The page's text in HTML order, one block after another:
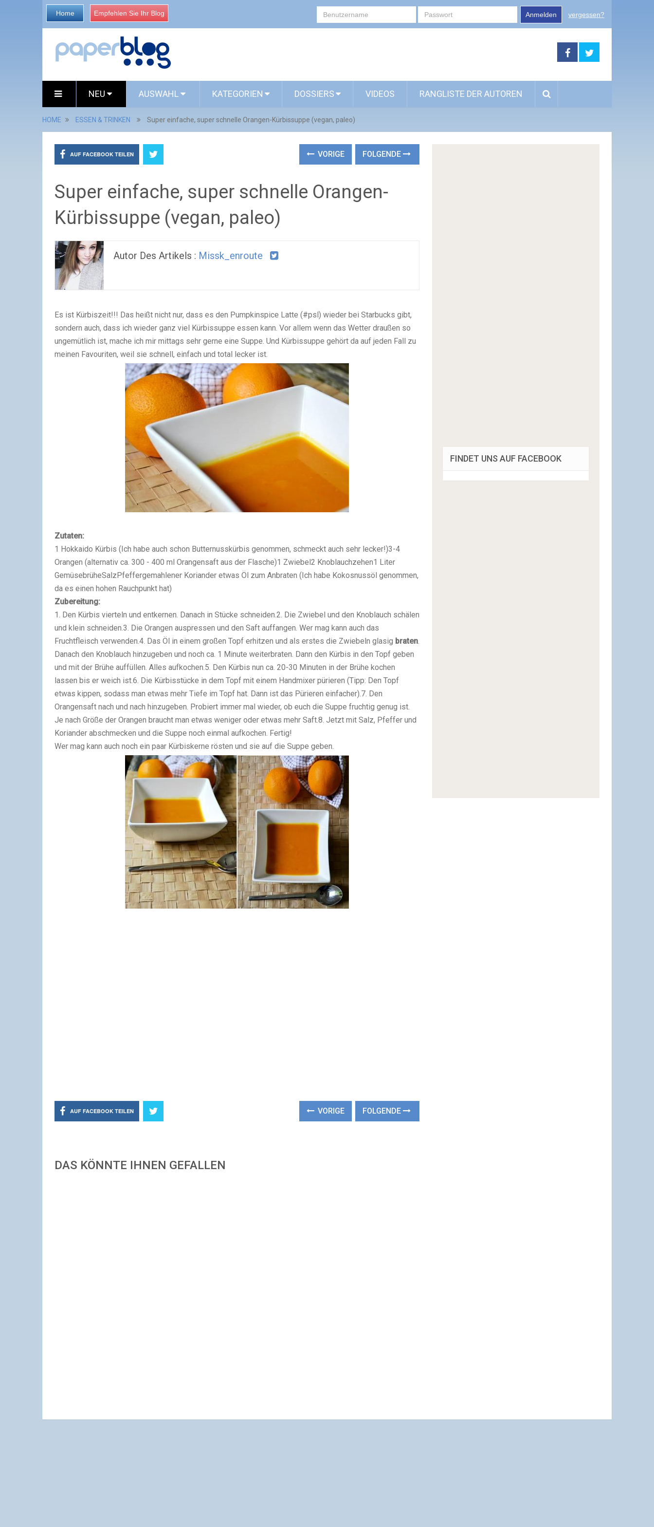
Home Empfehlen Sie Ihr Blog Anmelden vergessen?
NEU AUSWAHL KATEGORIEN DOSSIERS VIDEOS RANGLISTE DER AUTOREN
HOME ESSEN & TRINKEN Super einfache, super schnelle Orangen-Kürbissuppe (vegan, paleo)
AUF FACEBOOK TEILEN VORIGE FOLGENDE
Super einfache, super schnelle Orangen-
Kürbissuppe (vegan, paleo)
Autor Des Artikels : Missk_enroute
Es ist Kürbiszeit!!! Das heißt nicht nur, dass es den Pumpkinspice Latte (#psl) wieder bei Starbucks gibt,
sondern auch, dass ich wieder ganz viel Kürbissuppe essen kann. Vor allem wenn das Wetter draußen so
ungemütlich ist, mache ich mir mittags sehr gerne eine Suppe. Und Kürbissuppe gehört da auf jeden Fall zu
meinen Favouriten, weil sie schnell, einfach und total lecker ist.
Zutaten:
1 Hokkaido Kürbis (Ich habe auch schon Butternusskürbis genommen, schmeckt auch sehr lecker!)3-4
Orangen (alternativ ca. 300 - 400 ml Orangensaft aus der Flasche)1 Zwiebel2 Knoblauchzehen1 Liter
GemüsebrüheSalzPfeffergemahlener Koriander etwas Öl zum Anbraten (Ich habe Kokosnussöl genommen,
da es einen hohen Rauchpunkt hat)
Zubereitung:
1. Den Kürbis vierteln und entkernen. Danach in Stücke schneiden.2. Die Zwiebel und den Knoblauch schälen
und klein schneiden.3. Die Orangen auspressen und den Saft auffangen. Wer mag kann auch das
Fruchtfleisch verwenden.4. Das Öl in einem großen Topf erhitzen und als erstes die Zwiebeln glasig braten
Danach den Knoblauch hinzugeben und noch ca. 1 Minute weiterbraten. Dann den Kürbis in den Topf geben
und mit der Brühe auffüllen. Alles aufkochen.5. Den Kürbis nun ca. 20-30 Minuten in der Brühe kochen
lassen bis er weich ist.6. Die Kürbisstücke in dem Topf mit einem Handmixer pürieren (Tipp: Den Topf
etwas kippen, sodass man etwas mehr Tiefe im Topf hat. Dann ist das Pürieren einfacher).7. Den
Orangensaft nach und nach hinzugeben. Probiert immer mal wieder, ob euch die Suppe fruchtig genug ist.
Je nach Größe der Orangen braucht man etwas weniger oder etwas mehr Saft.8. Jetzt mit Salz, Pfeffer und
Koriander abschmecken und die Suppe noch einmal aufkochen. Fertig!
Wer mag kann auch noch ein paar Kürbiskerne rösten und sie auf die Suppe geben.
AUF FACEBOOK TEILEN VORIGE FOLGENDE
DAS KÖNNTE IHNEN GEFALLEN
FINDET UNS AUF FACEBOOK